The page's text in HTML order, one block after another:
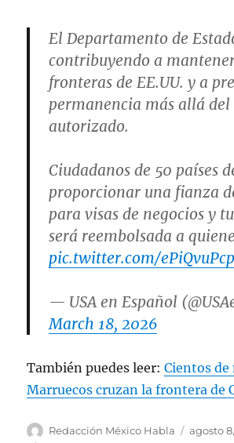
El Departamento de
contribuyendo a
fronteras de EE.UU. y a
permanencia más allá
autorizado.
Ciudadanos de 50 países
proporcionar una fianza
para visas de negocios y
será reembolsada a
pic.twitter.com/
— USA en Español
March 18, 2026
También puedes leer:Cientos
Marruecos cruzan la frontera de
A
Redacción México Habla
P
agosto